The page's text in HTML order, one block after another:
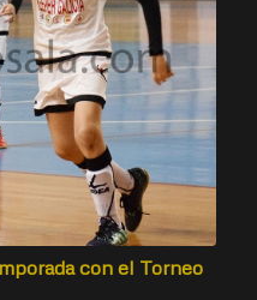
con el Torneo